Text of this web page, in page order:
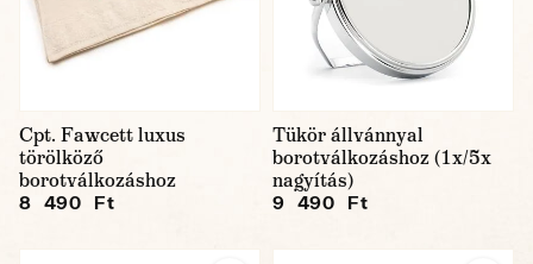
Cpt. Fawcett luxus
törölköző
borotválkozáshoz
8 490 Ft
Tükör állvánnyal
borotválkozáshoz (1x/5x
nagyítás)
9 490 Ft